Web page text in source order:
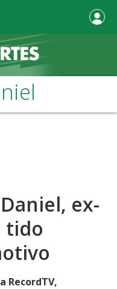
ex-
tido
RecordTV,